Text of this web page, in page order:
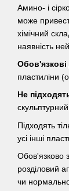
Амино- і
може
хімічний
наявність
Обов'язкові
пластиліни
Не
Підходять
усі інші
Обов'язково
розділовий
чи